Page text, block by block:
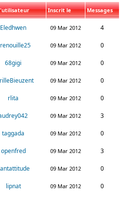
Inscrit le Messages
Eledhwen 09 Mar 2012 4
09 Mar 2012 0
68gigi 09 Mar 2012 0
09 Mar 2012 0
rlita 09 Mar 2012 0
09 Mar 2012 3
taggada 09 Mar 2012 0
openfred 09 Mar 2012 3
09 Mar 2012 0
lipnat 09 Mar 2012 0